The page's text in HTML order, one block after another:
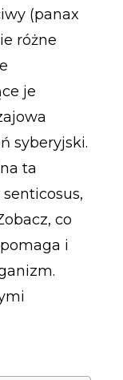
(panax
różne
je
syberyjski.
ta
co
i